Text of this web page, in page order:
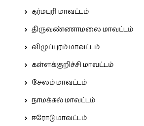
தர்மபுரி மாவட்டம்
திருவண்ணாமலை மாவட்டம்
விழுப்புரம் மாவட்டம்
கள்ளக்குறிச்சி மாவட்டம்
சேலம் மாவட்டம்
நாமக்கல் மாவட்டம்
ஈரோடு மாவட்டம்